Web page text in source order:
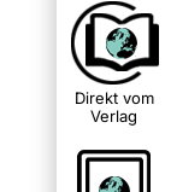
Direkt vom
Verlag